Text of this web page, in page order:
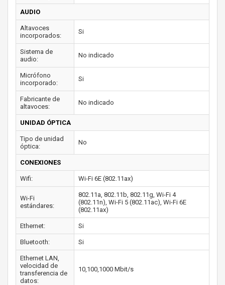
AUDIO
Altavoces
incorporados:
Si
Sistema de
audio:
No indicado
Micrófono
incorporado:
Si
Fabricante de
altavoces:
No indicado
UNIDAD ÓPTICA
Tipo de unidad
óptica:
No
CONEXIONES
Wifi: Wi-Fi 6E (802.11ax)
Wi-Fi
estándares:
802.11a, 802.11b, 802.11g, Wi-Fi 4
(802.11n), Wi-Fi 5 (802.11ac), Wi-Fi 6E
(802.11ax)
Ethernet: Si
Bluetooth: Si
Ethernet LAN,
velocidad de
transferencia de
datos:
10,100,1000 Mbit/s